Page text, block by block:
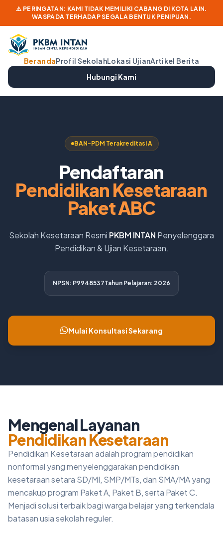
⚠️ PERINGATAN: KAMI TIDAK MEMILIKI CABANG DI KOTA LAIN.
WASPADA TERHADAP SEGALA BENTUK PENIPUAN.
BerandaProfil SekolahLokasi UjianArtikel Berita
Hubungi Kami
BAN-PDM Terakreditasi A
Pendaftaran
Pendidikan Kesetaraan
Paket ABC
Sekolah Kesetaraan Resmi PKBM INTAN Penyelenggara
Pendidikan & Ujian Kesetaraan.
NPSN: P9948537Tahun Pelajaran: 2026
Mulai Konsultasi Sekarang
Mengenal Layanan
Pendidikan Kesetaraan
Pendidikan Kesetaraan adalah program pendidikan
nonformal yang menyelenggarakan pendidikan
kesetaraan setara SD/MI, SMP/MTs, dan SMA/MA yang
mencakup program Paket A, Paket B, serta Paket C.
Menjadi solusi terbaik bagi warga belajar yang terkendala
batasan usia sekolah reguler.